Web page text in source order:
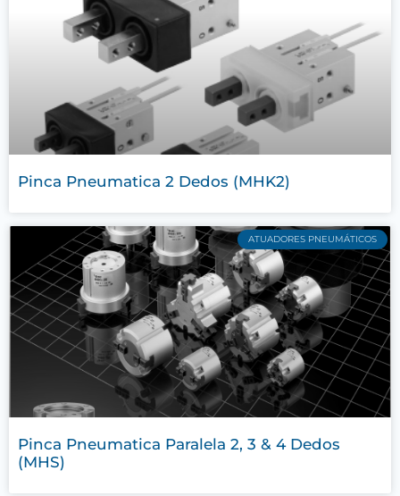
Pinca Pneumatica 2 Dedos (MHK2)
ATUADORES PNEUMÁTICOS
Pinca Pneumatica Paralela 2, 3 & 4 Dedos
(MHS)